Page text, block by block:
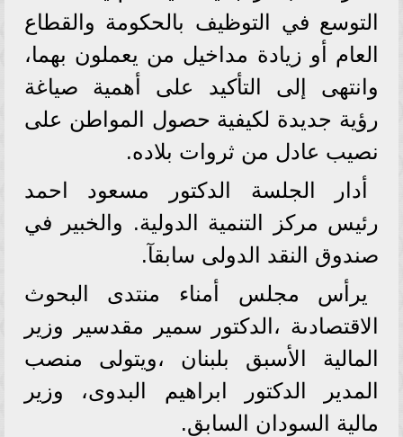
التوسع في التوظيف بالحكومة والقطاع
العام أو زيادة مداخيل من يعملون بهما،
وانتهى إلى التأكيد على أهمية صياغة
رؤية جديدة لكيفية حصول المواطن على
نصيب عادل من ثروات بلاده.
أدار الجلسة الدكتور مسعود احمد
رئيس مركز التنمية الدولية. والخبير في
صندوق النقد الدولى سابقآ.
يرأس مجلس أمناء منتدى البحوث
الاقتصادىة ،الدكتور سمير مقدسير وزير
المالية الأسبق بلبنان ،ويتولى منصب
المدير الدكتور ابراهيم البدوى، وزير
مالية السودان السابق.